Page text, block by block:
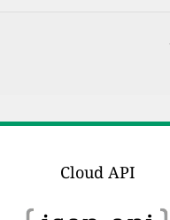
Cloud API